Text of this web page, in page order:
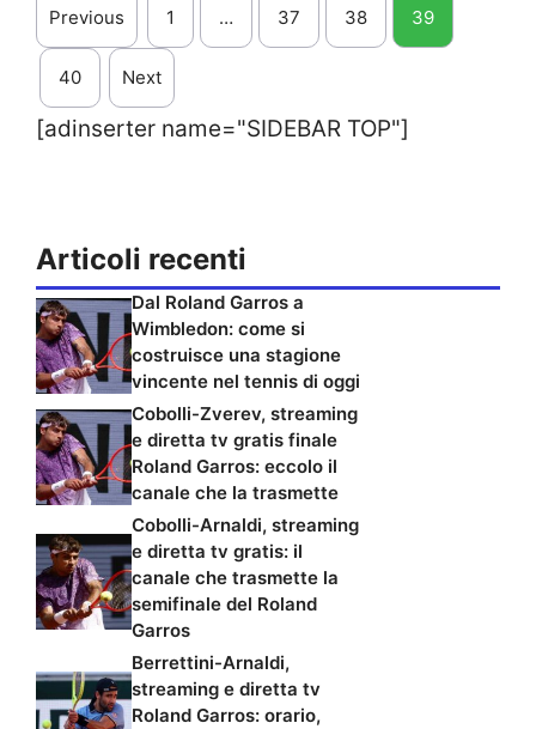
Previous 1 … 37 38 39
40 Next
[adinserter name="SIDEBAR TOP"]
Articoli recenti
Dal Roland Garros a
Wimbledon: come si
costruisce una stagione
vincente nel tennis di oggi
Cobolli-Zverev, streaming
e diretta tv gratis finale
Roland Garros: eccolo il
canale che la trasmette
Cobolli-Arnaldi, streaming
e diretta tv gratis: il
canale che trasmette la
semifinale del Roland
Garros
Berrettini-Arnaldi,
streaming e diretta tv
Roland Garros: orario,